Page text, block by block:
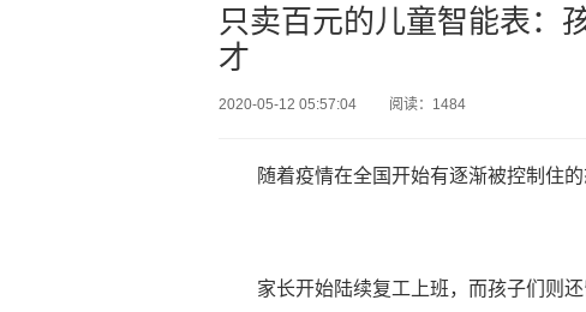
只卖百元的儿童智能表：
才
2020-05-12 05:57:04 阅读：1484
随着疫情在全国开始有逐渐被控制住
家长开始陆续复工上班，而孩子们则还